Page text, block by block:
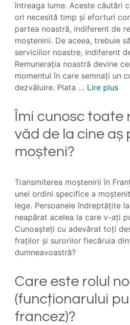
întreaga lume. Aceste căutări
ori necesită timp și eforturi
partea noastră, indiferent de
moștenirii. De aceea, trebuie
serviciilor noastre, indiferent
Remunerația noastră devine
momentul în care semnați un
dezvăluire. Plata … Lire plus
Îmi cunosc toate
văd de la cine aș
moșteni?
Transmiterea moștenirii în
unei ordini specifice a
lege. Persoanele îndreptățite
neapărat acelea la care v-ați
Cunoașteți cu adevărat toți
fraților și surorilor fiecăruia
dumneavoastră?
Care este rolul
(funcționarului
francez)?